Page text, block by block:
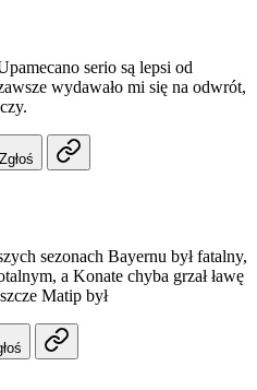
serio są lepsi od
wydawało mi się na odwrót,
Zgłoś
sezonach Bayernu był fatalny,
a Konate chyba grzał ławę
Matip był